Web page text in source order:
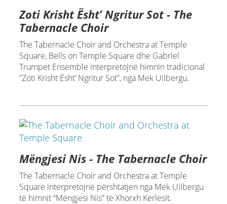
Zoti Krisht Ësht’ Ngritur Sot - The
Tabernacle Choir
The Tabernacle Choir and Orchestra at Temple
Square, Bells on Temple Square dhe Gabriel
Trumpet Ensemble interpretojnë himnin tradicional
“Zoti Krisht Ësht’ Ngritur Sot”, nga Mek Uilbergu.
Mëngjesi Nis - The Tabernacle Choir
The Tabernacle Choir and Orchestra at Temple
Square interpretojnë përshtatjen nga Mek Uilbergu
të himnit “Mëngjesi Nis” të Xhorxh Kerlesit.